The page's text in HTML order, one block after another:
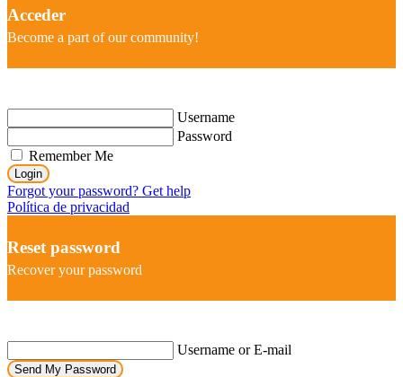
Acceder
Become a part of our community!
Username
Password
Remember Me
Login
Forgot your password? Get help
Política de privacidad
Reset password
Recover your password
Username or E-mail
Send My Password